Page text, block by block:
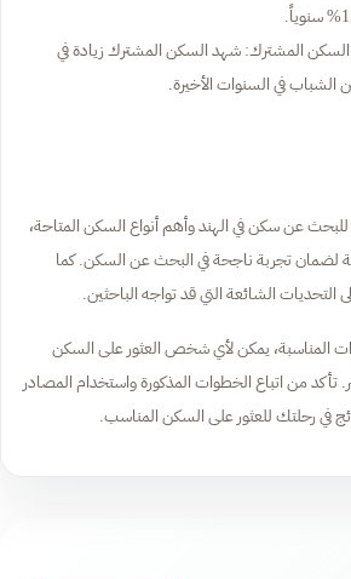
السكن المشترك: شهد السكن المشترك زيادة في
للبحث عن سكن في الهند وأهم أنواع السكن المتاحة،
لضمان تجربة ناجحة في البحث عن السكن. كما
التحديات الشائعة التي قد تواجه الباحثين.
المناسبة، يمكن لأي شخص العثور على السكن
تأكد من اتباع الخطوات المذكورة واستخدام المصادر
في رحلتك للعثور على السكن المناسب.